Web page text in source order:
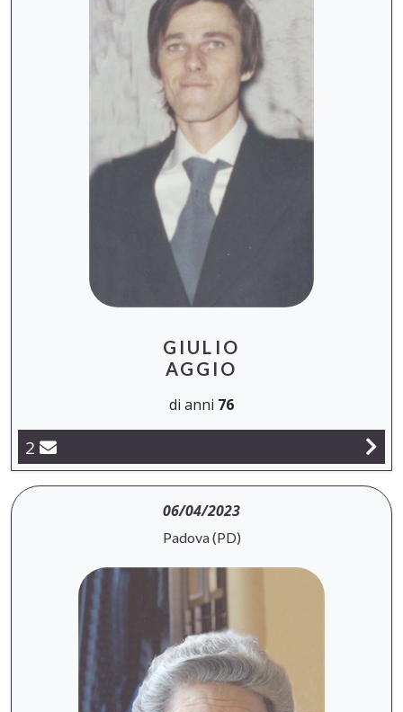
GIULIO
AGGIO
di anni 76
2
06/04/2023
Padova (PD)